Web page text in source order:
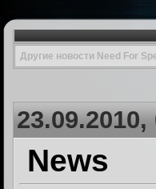
Другие новости Need For
23.09.2010,
News